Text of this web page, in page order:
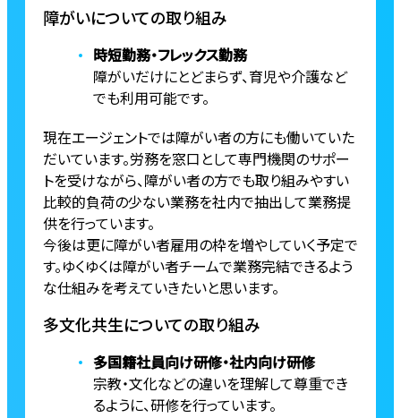
障がいについての取り組み
時短勤務・フレックス勤務
障がいだけにとどまらず、育児や介護など
でも利用可能です。
現在エージェントでは障がい者の方にも働いていた
だいています。労務を窓口として専門機関のサポー
トを受けながら、障がい者の方でも取り組みやすい
比較的負荷の少ない業務を社内で抽出して業務提
供を行っています。
今後は更に障がい者雇用の枠を増やしていく予定で
す。ゆくゆくは障がい者チームで業務完結できるよう
な仕組みを考えていきたいと思います。
多文化共生についての取り組み
多国籍社員向け研修・社内向け研修
宗教・文化などの違いを理解して尊重でき
るように、研修を行っています。